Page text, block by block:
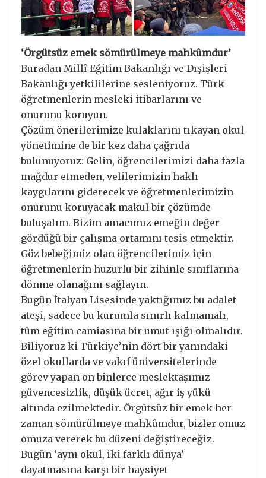
‘Örgütsüz emek sömürülmeye mahkûmdur’
Buradan Millî Eğitim Bakanlığı ve Dışişleri
Bakanlığı yetkililerine sesleniyoruz. Türk
öğretmenlerin mesleki itibarlarını ve
onurunu koruyun.
Çözüm önerilerimize kulaklarını tıkayan okul
yönetimine de bir kez daha çağrıda
bulunuyoruz: Gelin, öğrencilerimizi daha fazla
mağdur etmeden, velilerimizin haklı
kaygılarını giderecek ve öğretmenlerimizin
onurunu koruyacak makul bir çözümde
buluşalım. Bizim amacımız emeğin değer
gördüğü bir çalışma ortamını tesis etmektir.
Göz bebeğimiz olan öğrencilerimiz için
öğretmenlerin huzurlu bir zihinle sınıflarına
dönme olanağını sağlayın.
Bugün İtalyan Lisesinde yaktığımız bu adalet
ateşi, sadece bu kurumla sınırlı kalmamalı,
tüm eğitim camiasına bir umut ışığı olmalıdır.
Biliyoruz ki Türkiye’nin dört bir yanındaki
özel okullarda ve vakıf üniversitelerinde
görev yapan on binlerce meslektaşımız
güvencesizlik, düşük ücret, ağır iş yükü
altında ezilmektedir. Örgütsüz bir emek her
zaman sömürülmeye mahkûmdur, bizler omuz
omuza vererek bu düzeni değiştireceğiz.
Bugün ‘aynı okul, iki farklı dünya’
dayatmasına karşı bir haysiyet